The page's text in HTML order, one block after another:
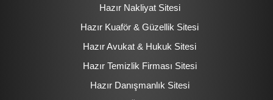
Hazır Nakliyat Sitesi
Hazır Kuaför & Güzellik Sitesi
Hazır Avukat & Hukuk Sitesi
Hazır Temizlik Firması Sitesi
Hazır Danışmanlık Sitesi